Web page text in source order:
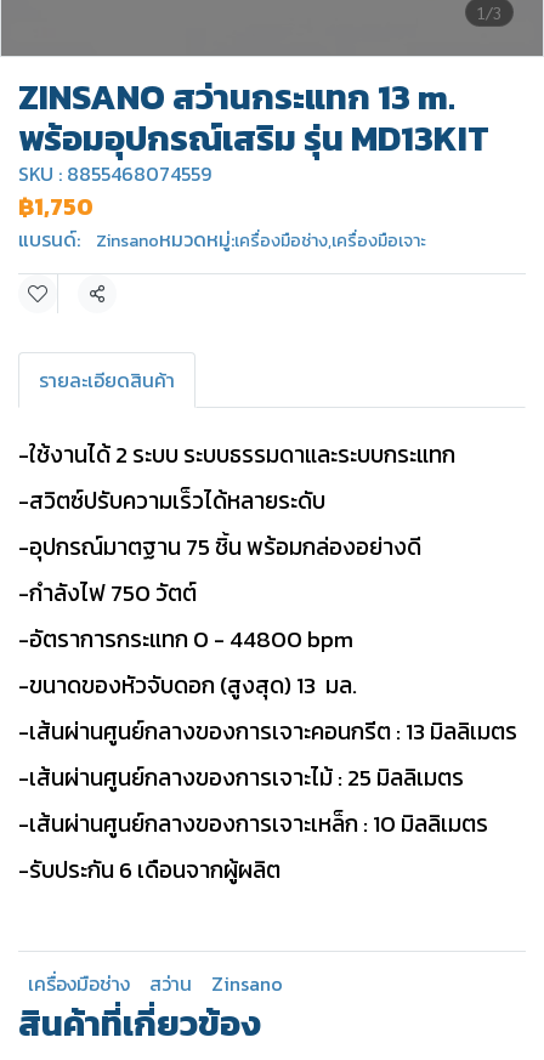
1/3
ZINSANO สว่านกระแทก 13 m.
พร้อมอุปกรณ์เสริม รุ่น MD13KIT
SKU : 8855468074559
฿1,750
แบรนด์: Zinsanoหมวดหมู่:เครื่องมือช่าง,เครื่องมือเจาะ
แชร์
รายละเอียดสินค้า
-ใช้งานได้ 2 ระบบ ระบบธรรมดาและระบบกระแทก
-สวิตซ์ปรับความเร็วได้หลายระดับ
-อุปกรณ์มาตฐาน 75 ชิ้น พร้อมกล่องอย่างดี
-กำลังไฟ 750 วัตต์
-อัตราการกระแทก 0 - 44800 bpm
-ขนาดของหัวจับดอก (สูงสุด) 13 มล.
-เส้นผ่านศูนย์กลางของการเจาะคอนกรีต : 13 มิลลิเมตร
-เส้นผ่านศูนย์กลางของการเจาะไม้ : 25 มิลลิเมตร
-เส้นผ่านศูนย์กลางของการเจาะเหล็ก : 10 มิลลิเมตร
-รับประกัน 6 เดือนจากผู้ผลิต
เครื่องมือช่าง สว่าน Zinsano
สินค้าที่เกี่ยวข้อง